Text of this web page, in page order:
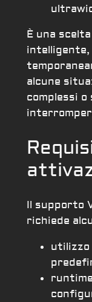
È una
alcune
complessi o
Il supporto
richiede
utilizzo
runtime